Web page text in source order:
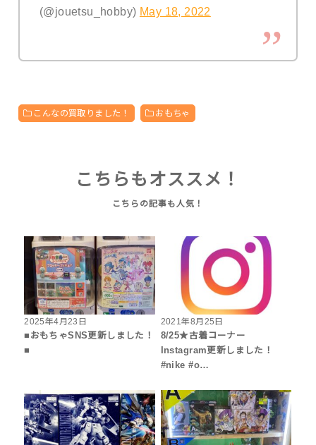
(@jouetsu_hobby) May 18, 2022
こんなの買取りました！ おもちゃ
こちらもオススメ！
2025年4月23日
■おもちゃSNS更新しました！
■
2021年8月25日
8/25★古着コーナー
Instagram更新しました！
#nike #o…